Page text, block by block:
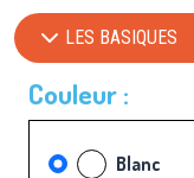
LES BASIQUES
Couleur :
Blanc